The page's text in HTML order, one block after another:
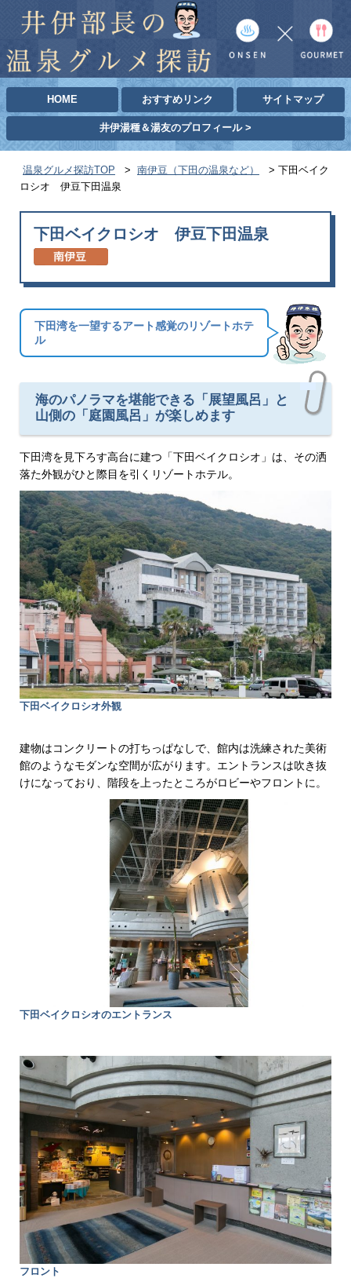
HOME おすすめリンク サイトマップ
井伊湯種＆湯友のプロフィール >
温泉グルメ探訪TOP > 南伊豆（下田の温泉など） > 下田ベイク
ロシオ 伊豆下田温泉
下田ベイクロシオ 伊豆下田温泉
下田湾を一望するアート感覚のリゾートホテ
ル
海のパノラマを堪能できる「展望風呂」と
山側の「庭園風呂」が楽しめます
下田湾を見下ろす高台に建つ「下田ベイクロシオ」は、その洒
落た外観がひと際目を引くリゾートホテル。
下田ベイクロシオ外観
建物はコンクリートの打ちっぱなしで、館内は洗練された美術
館のようなモダンな空間が広がります。エントランスは吹き抜
けになっており、階段を上ったところがロビーやフロントに。
下田ベイクロシオのエントランス
フロント